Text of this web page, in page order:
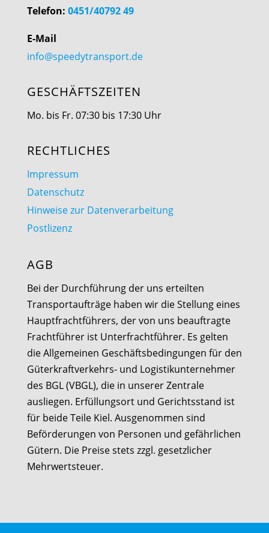
Telefon: 0451/40792 49
E-Mail
info@speedytransport.de
GESCHÄFTSZEITEN
Mo. bis Fr. 07:30 bis 17:30 Uhr
RECHTLICHES
Impressum
Datenschutz
Hinweise zur Datenverarbeitung
Postlizenz
AGB
Bei der Durchführung der uns erteilten
Transportaufträge haben wir die Stellung eines
Hauptfrachtführers, der von uns beauftragte
Frachtführer ist Unterfrachtführer. Es gelten
die Allgemeinen Geschäftsbedingungen für den
Güterkraftverkehrs- und Logistikunternehmer
des BGL (VBGL), die in unserer Zentrale
ausliegen. Erfüllungsort und Gerichtsstand ist
für beide Teile Kiel. Ausgenommen sind
Beförderungen von Personen und gefährlichen
Gütern. Die Preise stets zzgl. gesetzlicher
Mehrwertsteuer.